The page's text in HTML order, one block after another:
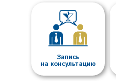
Запись
на консультацию